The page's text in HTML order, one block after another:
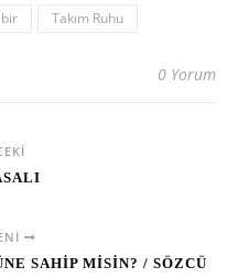
Takım Ruhu
0 Yorum
SAHİP MİSİN? / SÖZCÜ